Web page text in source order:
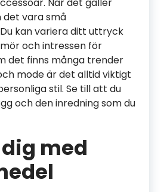
det vara små
kan variera ditt uttryck
och intressen för
det finns många trender
mode är det alltid viktigt
stil. Se till att du
och den inredning som du
med